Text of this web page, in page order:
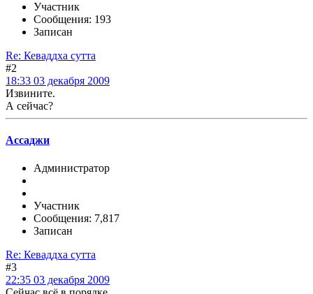
Участник
Сообщения: 193
Записан
Re: Кеваддха сутта
#2
18:33 03 декабря 2009
Извините.
А сейчас?
Ассаджи
Администратор
Участник
Сообщения: 7,817
Записан
Re: Кеваддха сутта
#3
22:35 03 декабря 2009